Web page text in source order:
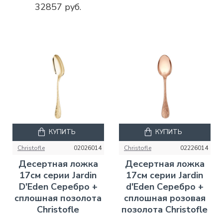
32857 руб.
Christofle 02026014
Десертная ложка
17см серии Jardin
D'Eden Серебро +
сплошная позолота
Christofle
КУПИТЬ
Christofle 02226014
Десертная ложка
17см серии Jardin
d'Eden Серебро +
сплошная розовая
позолота Christofle
КУПИТЬ